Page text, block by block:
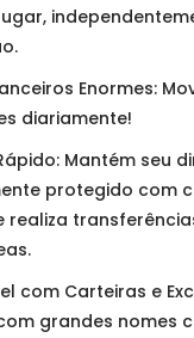
Enormes:
diariamente!
Mantém seu
protegido com
realiza
com Carteiras e
grandes nomes